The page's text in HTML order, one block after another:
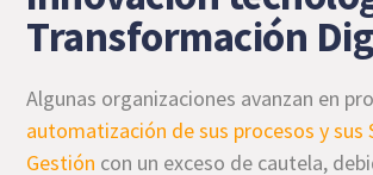
Transformación
Algunas organizaciones avanzan en
automatización de sus procesos y sus
Gestión con un exceso de cautela,